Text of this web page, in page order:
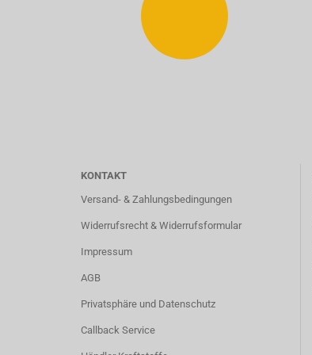
KONTAKT
Versand- & Zahlungsbedingungen
Widerrufsrecht & Widerrufsformular
Impressum
AGB
Privatsphäre und Datenschutz
Callback Service